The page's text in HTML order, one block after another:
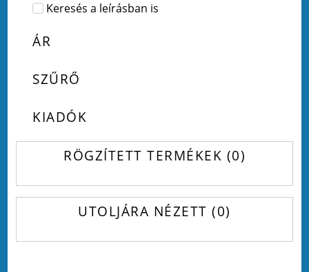
Keresés a leírásban is
ÁR
SZŰRŐ
KIADÓK
RÖGZÍTETT TERMÉKEK 0
UTOLJÁRA NÉZETT 0